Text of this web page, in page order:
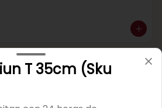
Pavo
T 35cm (Sku